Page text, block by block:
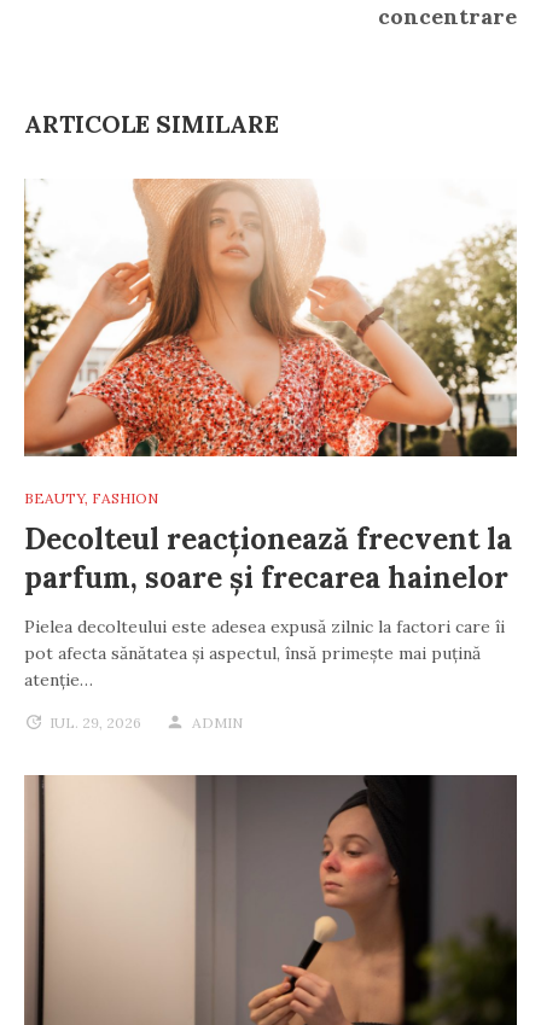
concentrare
ARTICOLE SIMILARE
BEAUTY, FASHION
Decolteul reacționează frecvent la
parfum, soare și frecarea hainelor
Pielea decolteului este adesea expusă zilnic la factori care îi
pot afecta sănătatea și aspectul, însă primește mai puțină
atenție…
IUL. 29, 2026 ADMIN